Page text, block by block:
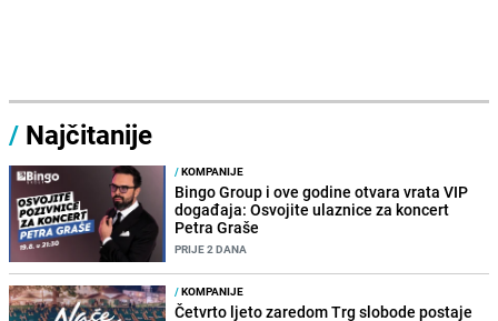
/ Najčitanije
/KOMPANIJE
Bingo Group i ove godine otvara vrata VIP
događaja: Osvojite ulaznice za koncert
Petra Graše
PRIJE 2 DANA
/KOMPANIJE
Četvrto ljeto zaredom Trg slobode postaje